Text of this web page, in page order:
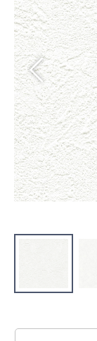
床材
ブランド・コレクション
Lilycolor
壁紙
カーテン
床材
サステナブル商品
ノンワックス床タイル
壁紙機能性ガイド
施工事例
施工事例 トップ
医療・福祉施設
ホテル・オフィス・店舗
モデルハウス
新築戸建・マンション
#リリカラのある暮ら
リリカラノート
ショールーム
ショールーム トップ
東京ショールーム
大阪ショールーム
お客様サポート
お客様サポート トップ
画像ダウンロード
お役立ち資料
サンプル・カタログ請
非住宅案件に関す